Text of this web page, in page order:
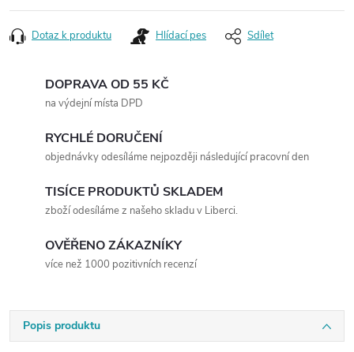
Dotaz k produktu Hlídací pes Sdílet
DOPRAVA OD 55 KČ
na výdejní místa DPD
RYCHLÉ DORUČENÍ
objednávky odesíláme nejpozději následující pracovní den
TISÍCE PRODUKTŮ SKLADEM
zboží odesíláme z našeho skladu v Liberci.
OVĚŘENO ZÁKAZNÍKY
více než 1000 pozitivních recenzí
Popis produktu